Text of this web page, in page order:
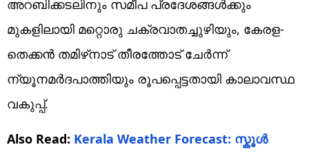
അറബിക്കടലിനും സമീപ പ്രദേശങ്ങള്‍ക്കും
മുകളിലായി മറ്റൊരു ചക്രവാതച്ചുഴിയും, കേരള-
തെക്കന്‍ തമിഴ്‌നാട് തീരത്തോട് ചേര്‍ന്ന്
ന്യൂനമര്‍ദപാത്തിയും രൂപപ്പെട്ടതായി കാലാവസ്ഥ
വകുപ്പ്.
Also Read: Kerala Weather Forecast: സ്കൂൾ